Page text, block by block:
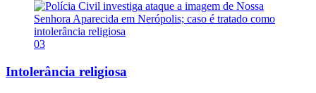
03
Intolerância religiosa